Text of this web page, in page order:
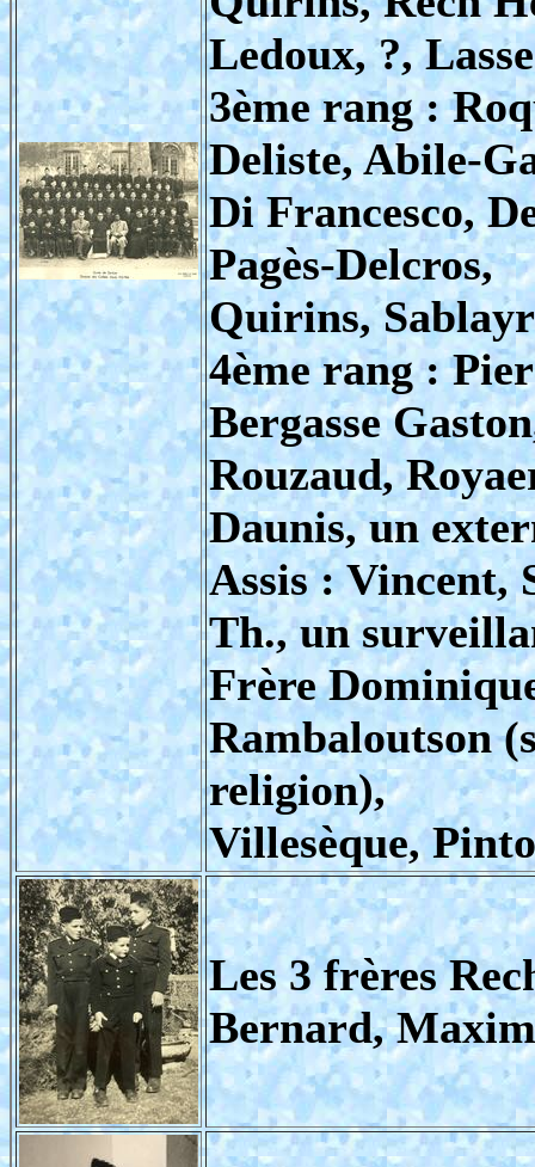
Ledoux, ?,
3ème rang :
Deliste, Abile-
Di Francesco,
Pagès-Delcros,
Quirins,
4ème rang :
Bergasse
Rouzaud,
Daunis, un
Assis : Vincent,
Th., un
Frère
Rambaloutson
religion),
Villesèque,
Les 3 frères
Bernard,